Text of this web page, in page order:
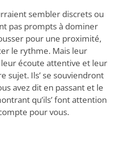
sembler discrets ou
pas prompts à dominer
pour une proximité,
le rythme. Mais leur
écoute attentive et leur
sujet. Ils’ se souviendront
avez dit en passant et le
qu’ils’font attention
pour vous.